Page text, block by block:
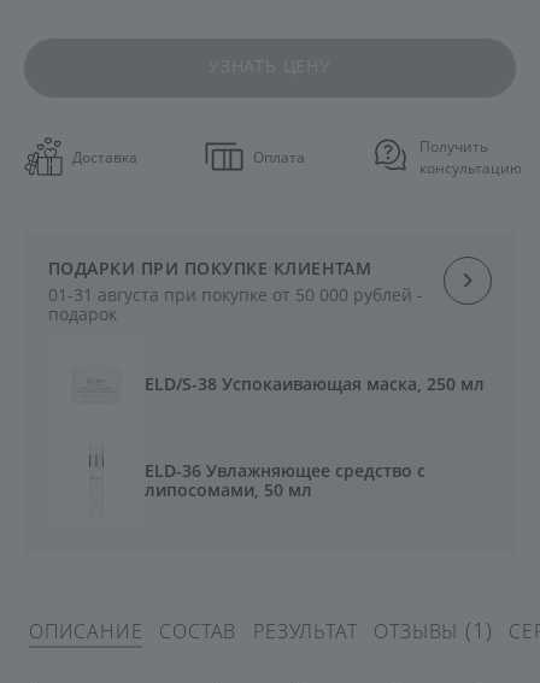
Доставка Оплата
Получить
консультацию
ПОДАРКИ ПРИ ПОКУПКЕ КЛИЕНТАМ
01-31 августа при покупке от 50 000 рублей -
подарок
ELD/S-38 Успокаивающая маска, 250 мл
ELD-36 Увлажняющее средство с
липосомами, 50 мл
ОПИСАНИЕ СОСТАВ РЕЗУЛЬТАТ ОТЗЫВЫ (1)